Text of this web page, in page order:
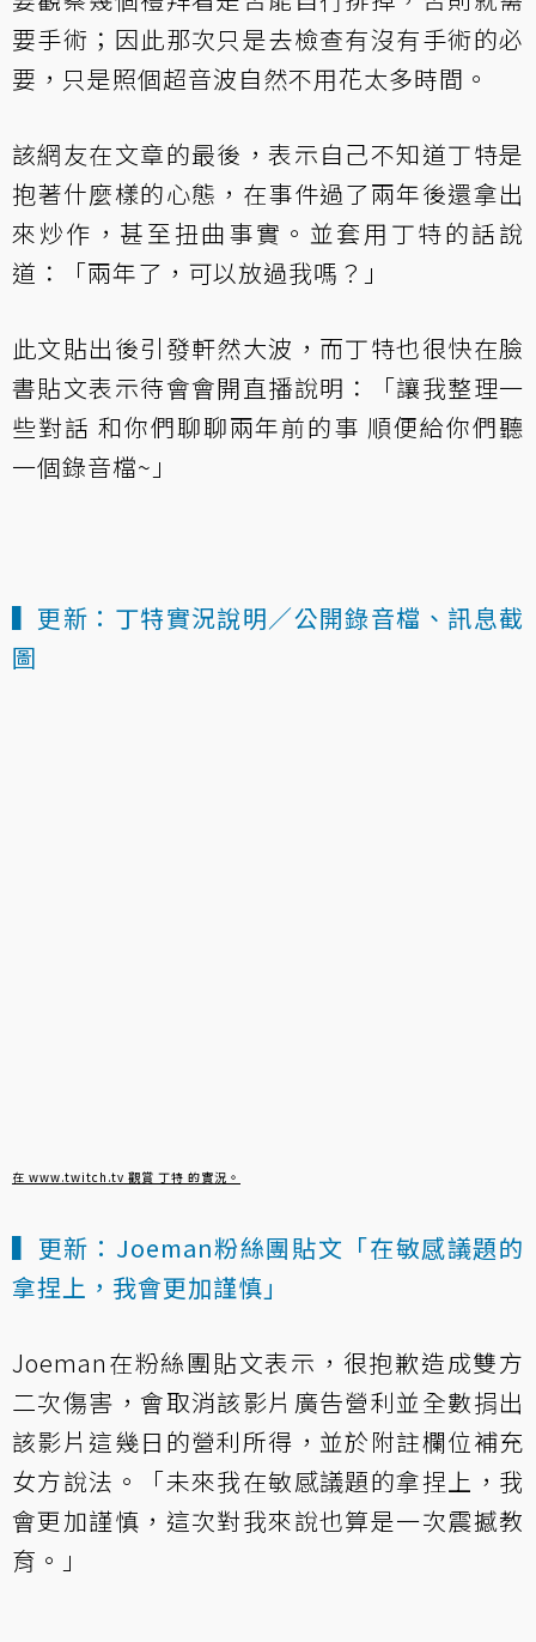
要手術；因此那次只是去檢查有沒有手術的必
要，只是照個超音波自然不用花太多時間。
該網友在文章的最後，表示自己不知道丁特是
抱著什麼樣的心態，在事件過了兩年後還拿出
來炒作，甚至扭曲事實。並套用丁特的話說
道：「兩年了，可以放過我嗎？」
此文貼出後引發軒然大波，而丁特也很快在臉
書貼文表示待會會開直播說明：「讓我整理一
些對話 和你們聊聊兩年前的事 順便給你們聽
一個錄音檔~」
▍更新：丁特實況說明／公開錄音檔、訊息截
圖
在 www.twitch.tv 觀賞 丁特 的實況。
▍更新：Joeman粉絲團貼文「在敏感議題的
拿捏上，我會更加謹慎」
Joeman在粉絲團貼文表示，很抱歉造成雙方
二次傷害，會取消該影片廣告營利並全數捐出
該影片這幾日的營利所得，並於附註欄位補充
女方說法。「未來我在敏感議題的拿捏上，我
會更加謹慎，這次對我來說也算是一次震撼教
育。」